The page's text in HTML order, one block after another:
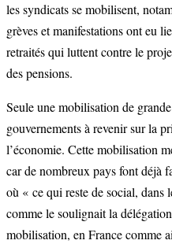
les syndicats se mobilisent,
grèves et manifestations ont eu
retraités qui luttent contre le
des pensions.
Seule une mobilisation de
gouvernements à revenir sur la
l’économie. Cette mobilisation
car de nombreux pays font déjà
où « ce qui reste de social, dans
comme le soulignait la
mobilisation, en France comme